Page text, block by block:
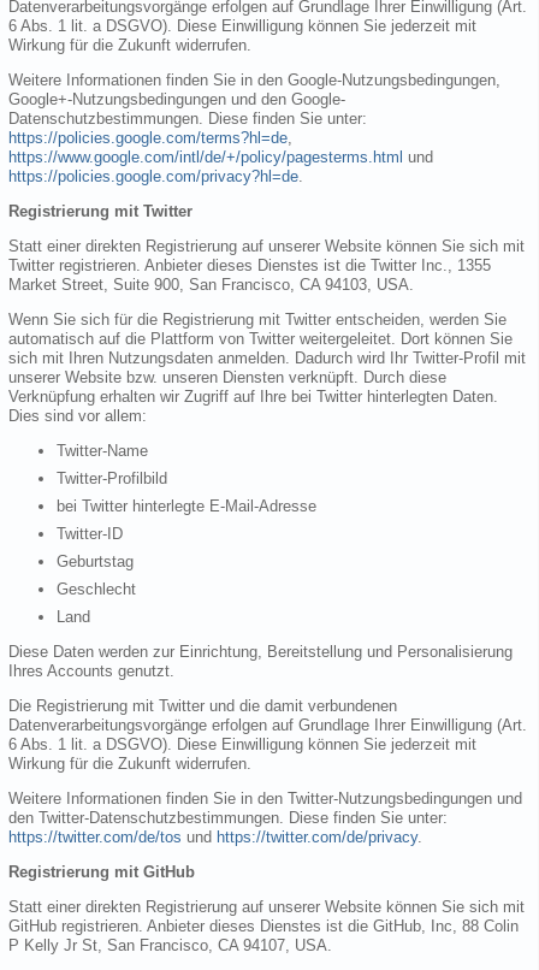
Datenverarbeitungsvorgänge erfolgen auf Grundlage Ihrer Einwilligung (Art.
6 Abs. 1 lit. a DSGVO). Diese Einwilligung können Sie jederzeit mit
Wirkung für die Zukunft widerrufen.
Weitere Informationen finden Sie in den Google-Nutzungsbedingungen,
Google+-Nutzungsbedingungen und den Google-
Datenschutzbestimmungen. Diese finden Sie unter:
https://policies.google.com/terms?hl=de,
https://www.google.com/intl/de/+/policy/pagesterms.html und
https://policies.google.com/privacy?hl=de.
Registrierung mit Twitter
Statt einer direkten Registrierung auf unserer Website können Sie sich mit
Twitter registrieren. Anbieter dieses Dienstes ist die Twitter Inc., 1355
Market Street, Suite 900, San Francisco, CA 94103, USA.
Wenn Sie sich für die Registrierung mit Twitter entscheiden, werden Sie
automatisch auf die Plattform von Twitter weitergeleitet. Dort können Sie
sich mit Ihren Nutzungsdaten anmelden. Dadurch wird Ihr Twitter-Profil mit
unserer Website bzw. unseren Diensten verknüpft. Durch diese
Verknüpfung erhalten wir Zugriff auf Ihre bei Twitter hinterlegten Daten.
Dies sind vor allem:
Twitter-Name
Twitter-Profilbild
bei Twitter hinterlegte E-Mail-Adresse
Twitter-ID
Geburtstag
Geschlecht
Land
Diese Daten werden zur Einrichtung, Bereitstellung und Personalisierung
Ihres Accounts genutzt.
Die Registrierung mit Twitter und die damit verbundenen
Datenverarbeitungsvorgänge erfolgen auf Grundlage Ihrer Einwilligung (Art.
6 Abs. 1 lit. a DSGVO). Diese Einwilligung können Sie jederzeit mit
Wirkung für die Zukunft widerrufen.
Weitere Informationen finden Sie in den Twitter-Nutzungsbedingungen und
den Twitter-Datenschutzbestimmungen. Diese finden Sie unter:
https://twitter.com/de/tos und https://twitter.com/de/privacy.
Registrierung mit GitHub
Statt einer direkten Registrierung auf unserer Website können Sie sich mit
GitHub registrieren. Anbieter dieses Dienstes ist die GitHub, Inc, 88 Colin
P Kelly Jr St, San Francisco, CA 94107, USA.